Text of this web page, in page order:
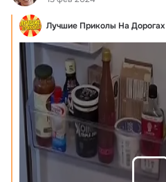
Лучшие Приколы На Дорогах